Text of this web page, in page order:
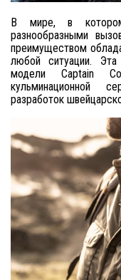
В мире, в
разнообразными
преимуществом
любой ситуации.
модели Captain
кульминационной
разработок